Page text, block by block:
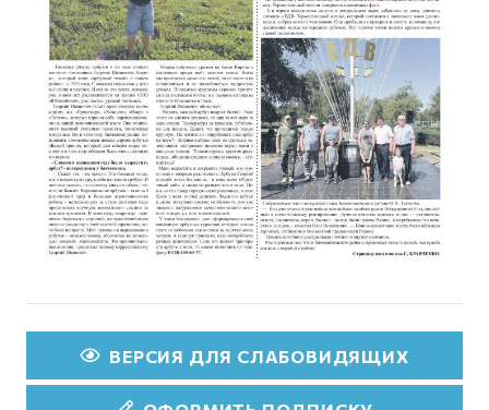
ВЕРСИЯ ДЛЯ СЛАБОВИДЯЩИХ